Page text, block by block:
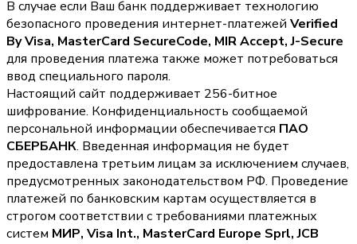
В случае если Ваш банк поддерживает технологию
безопасного проведения интернет-платежей Verified
By Visa, MasterCard SecureCode, MIR Accept, J-Secure
для проведения платежа также может потребоваться
ввод специального пароля.
Настоящий сайт поддерживает 256-битное
шифрование. Конфиденциальность сообщаемой
персональной информации обеспечивается ПАО
СБЕРБАНК. Введенная информация не будет
предоставлена третьим лицам за исключением случаев,
предусмотренных законодательством РФ. Проведение
платежей по банковским картам осуществляется в
строгом соответствии с требованиями платежных
систем МИР, Visa Int., MasterCard Europe Sprl, JCB